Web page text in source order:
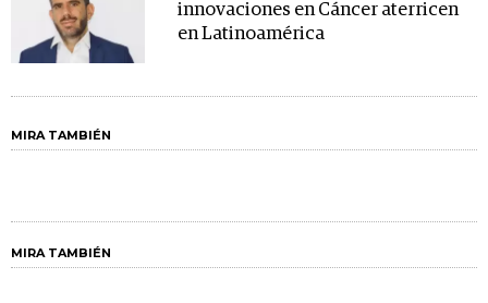
innovaciones en Cáncer aterricen
en Latinoamérica
MIRA TAMBIÉN
MIRA TAMBIÉN